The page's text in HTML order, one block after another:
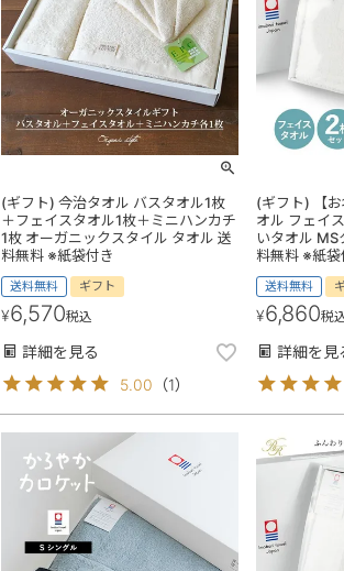
(ギフト) 今治タオル バスタオル1枚
＋フェイスタオル1枚＋ミニハンカチ
1枚 オーガニックスタイル タオル 送
料無料 ※紙袋付き
送料無料 ギフト
¥6,570税込
詳細を見る
5.00 （1）
(ギフト) 【
オル フェイ
いタオル MS
料無料 ※紙袋
送料無料
¥6,860税
詳細を見